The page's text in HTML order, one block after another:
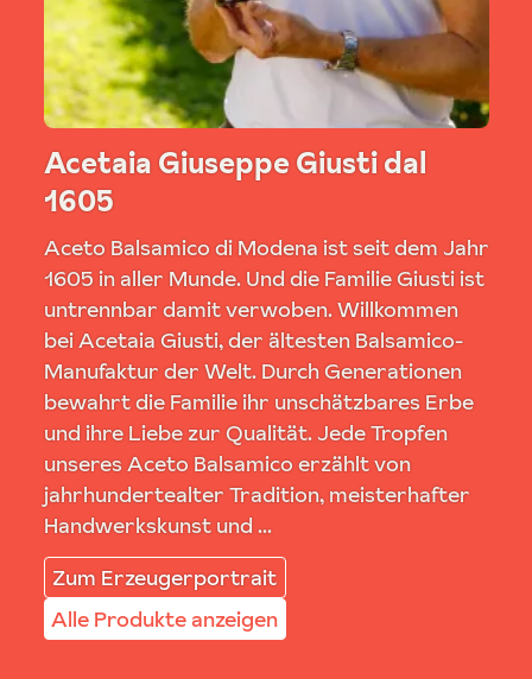
Acetaia Giuseppe Giusti dal
1605
Aceto Balsamico di Modena ist seit dem Jahr
1605 in aller Munde. Und die Familie Giusti ist
untrennbar damit verwoben. Willkommen
bei Acetaia Giusti, der ältesten Balsamico-
Manufaktur der Welt. Durch Generationen
bewahrt die Familie ihr unschätzbares Erbe
und ihre Liebe zur Qualität. Jede Tropfen
unseres Aceto Balsamico erzählt von
jahrhundertealter Tradition, meisterhafter
Handwerkskunst und ...
Zum Erzeugerportrait
Alle Produkte anzeigen